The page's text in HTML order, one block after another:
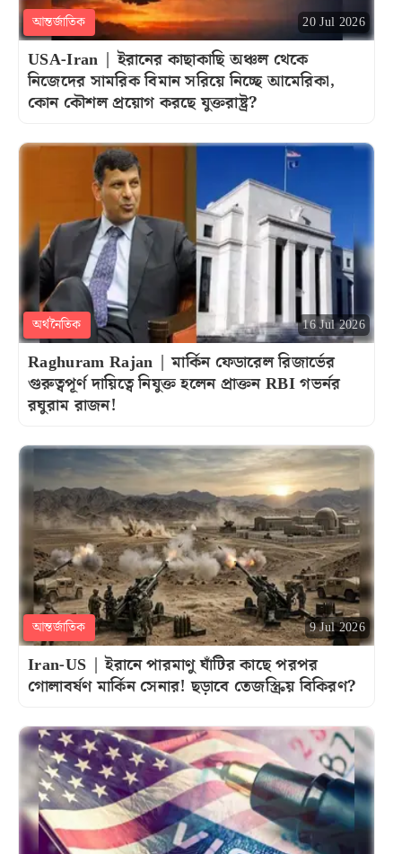
আন্তর্জাতিক 20 Jul 2026
USA-Iran | ইরানের কাছাকাছি অঞ্চল থেকে
নিজেদের সামরিক বিমান সরিয়ে নিচ্ছে আমেরিকা,
কোন কৌশল প্রয়োগ করছে যুক্তরাষ্ট্র?
অর্থনৈতিক 16 Jul 2026
Raghuram Rajan | মার্কিন ফেডারেল রিজার্ভের
গুরুত্বপূর্ণ দায়িত্বে নিযুক্ত হলেন প্রাক্তন RBI গভর্নর
রঘুরাম রাজন!
আন্তর্জাতিক 9 Jul 2026
Iran-US | ইরানে পারমাণু ঘাঁটির কাছে পরপর
গোলাবর্ষণ মার্কিন সেনার! ছড়াবে তেজস্ক্রিয় বিকিরণ?